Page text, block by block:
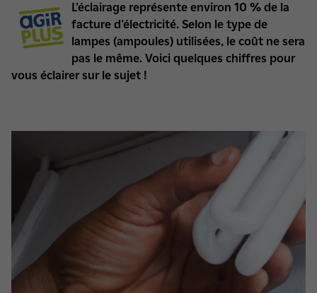
​L'éclairage représente environ 10 % de la
facture d'électricité. Selon le type de
lampes (ampoules) utilisées, le coût ne sera
pas le même. Voici quelques chiffres pour
vous éclairer sur le sujet !